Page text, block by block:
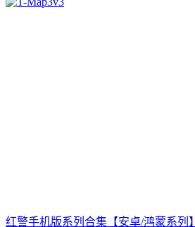
红警手机版系列合集【安卓/鸿蒙系列】